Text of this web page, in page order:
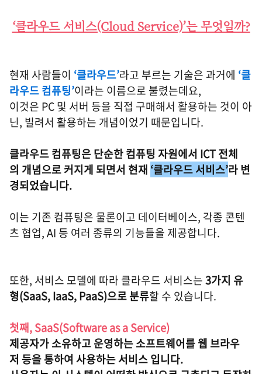
‘클라우드 서비스(Cloud Service)’는 무엇일까?
현재 사람들이 ‘클라우드’라고 부르는 기술은 과거에 ‘클
라우드 컴퓨팅’이라는 이름으로 불렸는데요,
이것은 PC 및 서버 등을 직접 구매해서 활용하는 것이 아
닌, 빌려서 활용하는 개념이었기 때문입니다.
클라우드 컴퓨팅은 단순한 컴퓨팅 자원에서 ICT 전체
의 개념으로 커지게 되면서 현재 ‘클라우드 서비스’라 변
경되었습니다.
이는 기존 컴퓨팅은 물론이고 데이터베이스, 각종 콘텐
츠 협업, AI 등 여러 종류의 기능들을 제공합니다.
또한, 서비스 모델에 따라 클라우드 서비스는3가지 유
형(SaaS, IaaS, PaaS)으로 분류할 수 있습니다.
첫째, SaaS(Software as a Service)
제공자가 소유하고 운영하는 소프트웨어를 웹 브라우
저 등을 통하여 사용하는 서비스 입니다.